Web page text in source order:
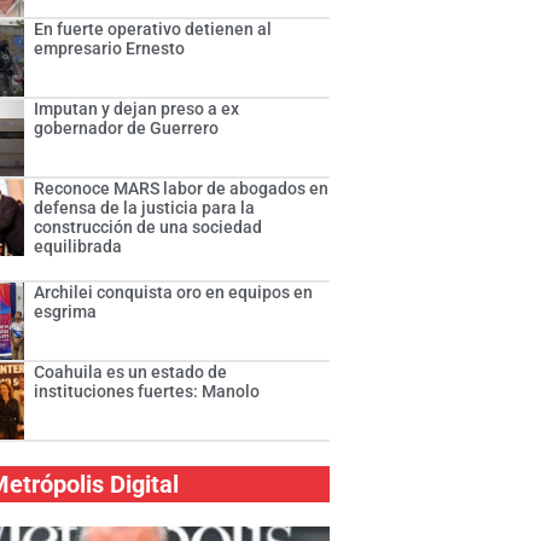
En fuerte operativo detienen al
empresario Ernesto
Imputan y dejan preso a ex
gobernador de Guerrero
Reconoce MARS labor de abogados en
defensa de la justicia para la
construcción de una sociedad
equilibrada
Archilei conquista oro en equipos en
esgrima
Coahuila es un estado de
instituciones fuertes: Manolo
Digital